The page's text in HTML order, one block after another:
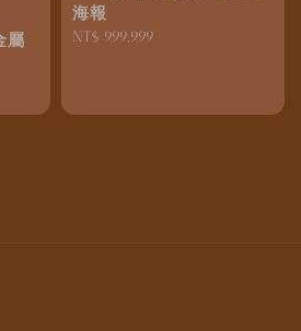
屬
海報
Regular
NT$ 999,999